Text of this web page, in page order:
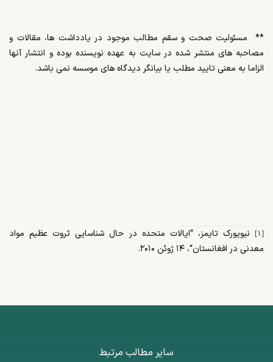
**
مسئولیت صحت و سقم مطالب موجود در یادداشت ها، مقالات و
مصاحبه های منتشر شده در سایت به عهده نویسنده بوده و انتشار آنها
الزاما به معنی تایید مطلب یا بیانگر دیدگاه های موسسه نمی باشد.
[۱] نیویورک تایمز،“ایالات متحده در حال شناسایی ثروت عظیم مواد
معدنی در افغانستان“، ۱۴ ژوئن ۲۰۱۰.
سایر مطالب مرتبط